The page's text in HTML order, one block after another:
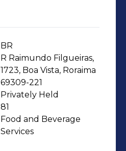
BR
R Raimundo Filgueiras,
1723, Boa Vista, Roraima
69309-221
Privately Held
81
Food and Beverage
Services